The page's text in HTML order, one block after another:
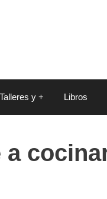
Talleres y + Libros
a